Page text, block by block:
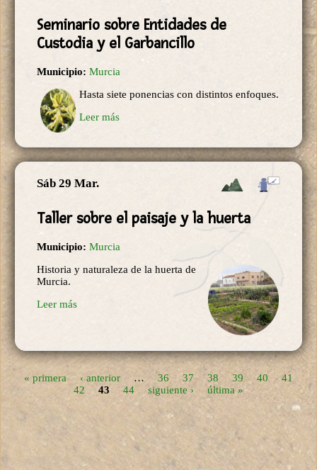
Seminario sobre Entidades de
Custodia y el Garbancillo
Municipio: Murcia
Hasta siete ponencias con distintos enfoques.
Leer más
Sáb 29 Mar.
Taller sobre el paisaje y la huerta
Municipio: Murcia
Historia y naturaleza de la huerta de
Murcia.
Leer más
Páginas
« primera ‹ anterior … 36 37 38 39 40
41
42
43 44 siguiente › última »